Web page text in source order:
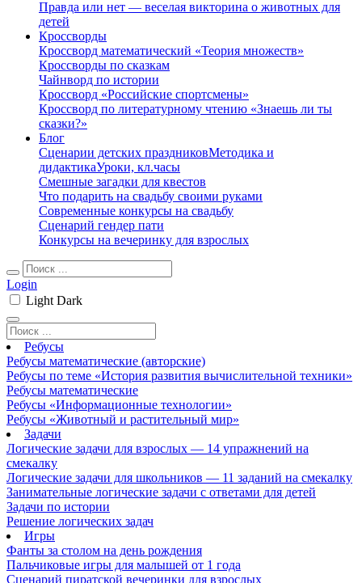
Правда или нет — веселая викторина о животных для
детей
Кроссворды
Кроссворд математический «Теория множеств»
Кроссворды по сказкам
Чайнворд по истории
Кроссворд «Российские спортсмены»
Кроссворд по литературному чтению «Знаешь ли ты
сказки?»
Блог
Сценарии детских праздниковМетодика и
дидактикаУроки, кл.часы
Смешные загадки для квестов
Что подарить на свадьбу своими руками
Современные конкурсы на свадьбу
Сценарий гендер пати
Конкурсы на вечеринку для взрослых
Login
Light Dark
Ребусы
Ребусы математические (авторские)
Ребусы по теме «История развития вычислительной техники»
Ребусы математические
Ребусы «Информационные технологии»
Ребусы «Животный и растительный мир»
Задачи
Логические задачи для взрослых — 14 упражнений на
смекалку
Логические задачи для школьников — 11 заданий на смекалку
Занимательные логические задачи с ответами для детей
Задачи по истории
Решение логических задач
Игры
Фанты за столом на день рождения
Пальчиковые игры для малышей от 1 года
Сценарий пиратской вечеринки для взрослых